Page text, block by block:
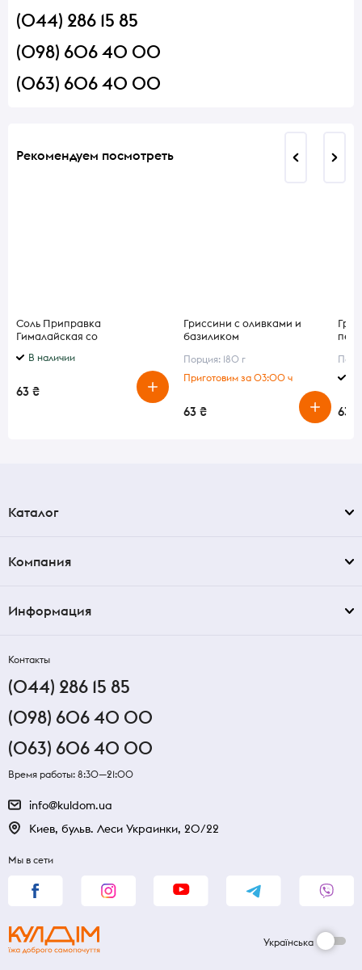
(044) 286 15 85
(098) 606 40 00
(063) 606 40 00
Рекомендуем посмотреть
Соль Приправка
Гималайская со
травами 200 г
В наличии
63 ₴
Гриссини с оливками и
базиликом
Порция: 180 г
Приготовим за 03:00 ч
63 ₴ 63 ₴
Каталог
Компания
Информация
Контакты
(044) 286 15 85
(098) 606 40 00
(063) 606 40 00
Время работы: 8:30—21:00
info@kuldom.ua
Киев, бульв. Леси Украинки, 20/22
Мы в сети
Українська